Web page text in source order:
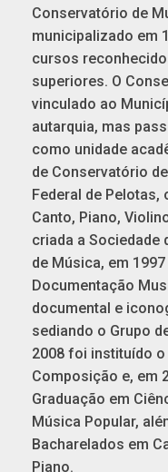
Conservatório de
municipalizado em
cursos
superiores. O
vinculado ao
autarquia, mas
como unidade
de Conservatório
Federal de
Canto, Piano,
criada a Sociedade
de Música, em
Documentação
documental e
sediando o Grupo
2008 foi instituído
Composição e, em
Graduação em
Música Popular,
Bacharelados em
Piano.